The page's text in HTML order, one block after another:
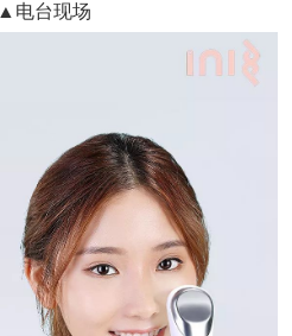
▲电台现场